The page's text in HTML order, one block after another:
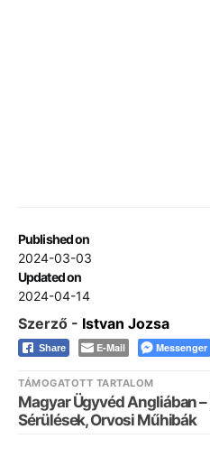
Published on
2024-03-03
Updated on
2024-04-14
Szerző - Istvan Jozsa
Share E-Mail Messenger
TÁMOGATOTT TARTALOM
Magyar Ügyvéd Angliában
Sérülések, Orvosi Műhibák